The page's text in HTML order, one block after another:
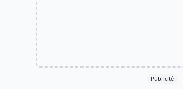
Publicité